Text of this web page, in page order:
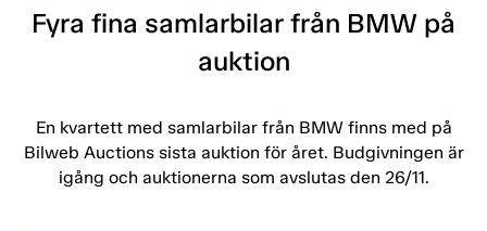
Fyra fina samlarbilar från BMW på
auktion
En kvartett med samlarbilar från BMW finns med på
Bilweb Auctions sista auktion för året. Budgivningen är
igång och auktionerna som avslutas den 26/11.